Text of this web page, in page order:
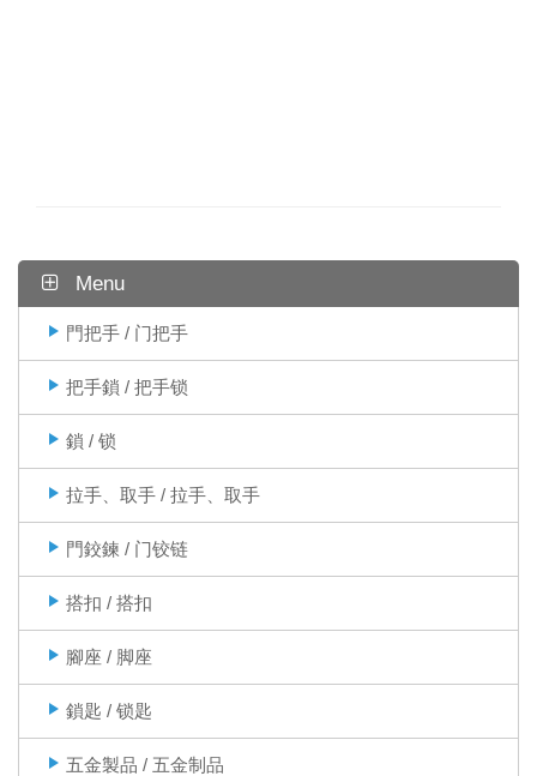
Menu
門把手 / 门把手
把手鎖 / 把手锁
鎖 / 锁
拉手、取手 / 拉手、取手
門鉸鍊 / 门铰链
搭扣 / 搭扣
腳座 / 脚座
鎖匙 / 锁匙
五金製品 / 五金制品